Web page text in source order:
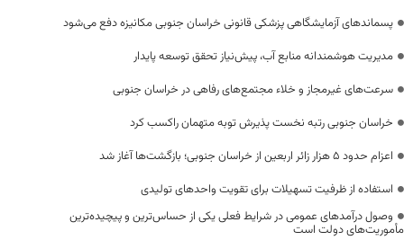
پسماندهای آزمایشگاهی پزشکی قانونی خراسان جنوبی مکانیزه دفع می‌شود
مدیریت هوشمندانه منابع آب، پیش‌نیاز تحقق توسعه پایدار
سرعت‌های غیرمجاز و خلاء مجتمع‌های رفاهی در خراسان جنوبی
خراسان جنوبی رتبه نخست پذیرش توبه متهمان راکسب کرد
اعزام حدود 5 هزار زائر اربعین از خراسان جنوبی؛ بازگشت‌ها آغاز شد
استفاده از ظرفیت تسهیلات برای تقویت واحدهای تولیدی
وصول درآمدهای عمومی در شرایط فعلی یکی از حساس‌ترین و پیچیده‌ترین
مأموریت‌های دولت است